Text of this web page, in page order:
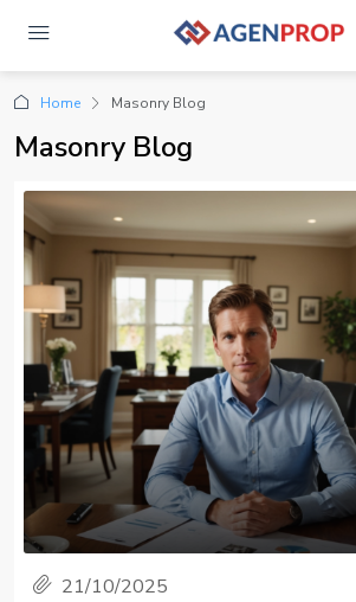
Home Masonry Blog
Masonry Blog
21/10/2025